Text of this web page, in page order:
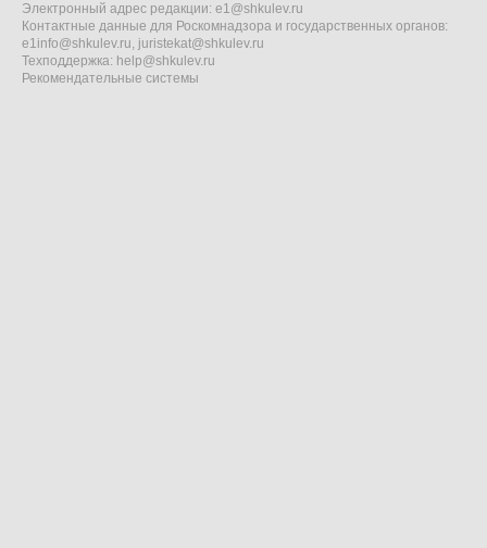
Электронный адрес редакции: e1@shkulev.ru
Контактные данные для Роскомнадзора и государственных органов:
e1info@shkulev.ru, juristekat@shkulev.ru
Техподдержка: help@shkulev.ru
Рекомендательные системы